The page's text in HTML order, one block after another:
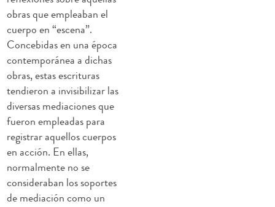
obras que empleaban el
cuerpo en “escena”.
Concebidas en una época
contemporánea a dichas
obras, estas escrituras
tendieron a invisibilizar las
diversas mediaciones que
fueron empleadas para
registrar aquellos cuerpos
en acción. En ellas,
normalmente no se
consideraban los soportes
de mediación como un